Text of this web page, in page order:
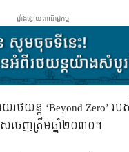
ផ្ទាំងផ្សាយពាណិជ្ជកម្ម
យន្ត ‘Beyond Zero’ រ
ចេញត្រឹមឆ្នាំ២០៣០។